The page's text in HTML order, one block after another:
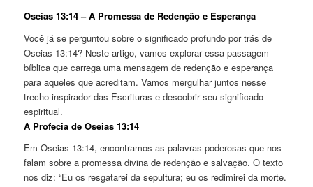
Oseias 13:14 – A Promessa de Redenção e Esperança
Você já se perguntou sobre o significado profundo por trás de
Oseias 13:14? Neste artigo, vamos explorar essa passagem
bíblica que carrega uma mensagem de redenção e esperança
para aqueles que acreditam. Vamos mergulhar juntos nesse
trecho inspirador das Escrituras e descobrir seu significado
espiritual.
A Profecia de Oseias 13:14
Em Oseias 13:14, encontramos as palavras poderosas que nos
falam sobre a promessa divina de redenção e salvação. O texto
nos diz: “Eu os resgatarei da sepultura; eu os redimirei da morte.